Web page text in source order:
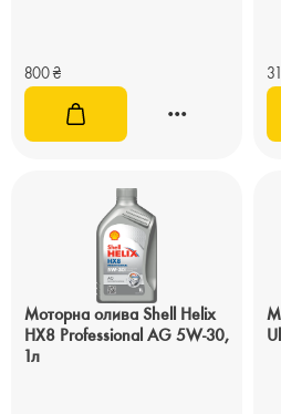
800₴
Моторна олива Shell Helix
HX8 Professional AG 5W-30,
1л